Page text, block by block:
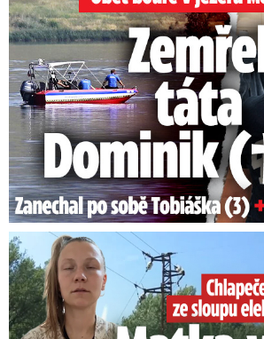
Smrtelný pád chlapce: Matka vydala